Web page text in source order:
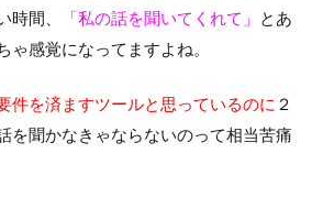
時間、 「私の話を聞いてくれて」
とあ
ゃ感覚になってますよね。
件を済ますツールと思っているのに ２
を聞かなきゃならないのって相当苦痛